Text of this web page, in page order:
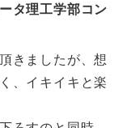
タ理工学部コン
きましたが、想
、イキイキと楽